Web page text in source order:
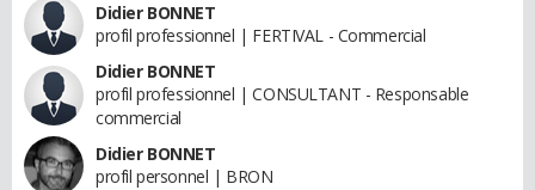
Didier BONNET
profil professionnel | FERTIVAL - Commercial
Didier BONNET
profil professionnel | CONSULTANT - Responsable
commercial
Didier BONNET
profil personnel | BRON